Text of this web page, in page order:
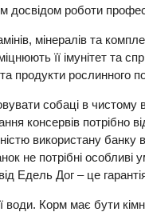
досвідом роботи
мінералів та
її імунітет та
продукти рослинного
собаці в
консервів потрібно
використану
не потрібні
Едель Дог – це
води. Корм має бути